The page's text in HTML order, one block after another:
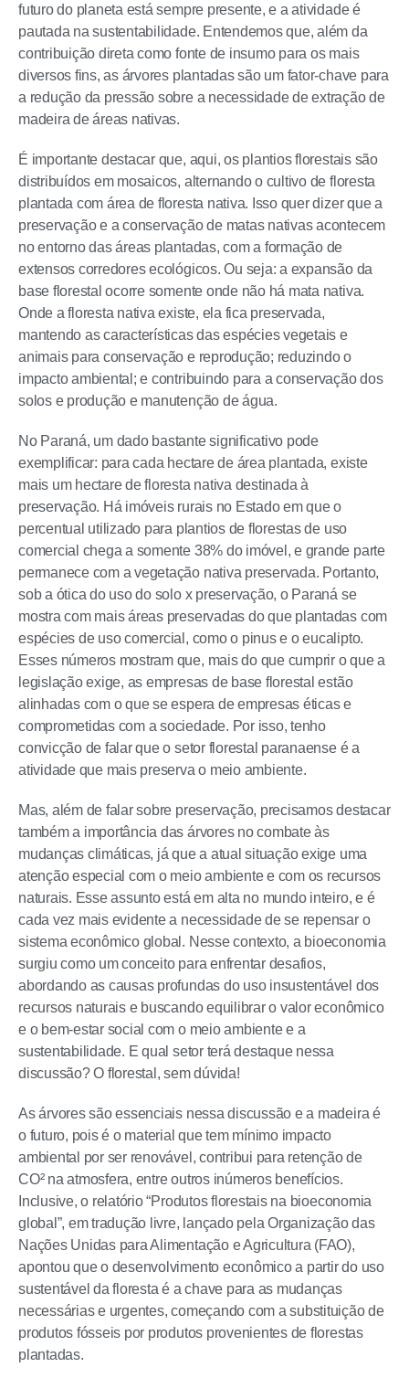
futuro do planeta está sempre presente, e a atividade é
pautada na sustentabilidade. Entendemos que, além da
contribuição direta como fonte de insumo para os mais
diversos fins, as árvores plantadas são um fator-chave para
a redução da pressão sobre a necessidade de extração de
madeira de áreas nativas.
É importante destacar que, aqui, os plantios florestais são
distribuídos em mosaicos, alternando o cultivo de floresta
plantada com área de floresta nativa. Isso quer dizer que a
preservação e a conservação de matas nativas acontecem
no entorno das áreas plantadas, com a formação de
extensos corredores ecológicos. Ou seja: a expansão da
base florestal ocorre somente onde não há mata nativa.
Onde a floresta nativa existe, ela fica preservada,
mantendo as características das espécies vegetais e
animais para conservação e reprodução; reduzindo o
impacto ambiental; e contribuindo para a conservação dos
solos e produção e manutenção de água.
No Paraná, um dado bastante significativo pode
exemplificar: para cada hectare de área plantada, existe
mais um hectare de floresta nativa destinada à
preservação. Há imóveis rurais no Estado em que o
percentual utilizado para plantios de florestas de uso
comercial chega a somente 38% do imóvel, e grande parte
permanece com a vegetação nativa preservada. Portanto,
sob a ótica do uso do solo x preservação, o Paraná se
mostra com mais áreas preservadas do que plantadas com
espécies de uso comercial, como o pinus e o eucalipto.
Esses números mostram que, mais do que cumprir o que a
legislação exige, as empresas de base florestal estão
alinhadas com o que se espera de empresas éticas e
comprometidas com a sociedade. Por isso, tenho
convicção de falar que o setor florestal paranaense é a
atividade que mais preserva o meio ambiente.
Mas, além de falar sobre preservação, precisamos destacar
também a importância das árvores no combate às
mudanças climáticas, já que a atual situação exige uma
atenção especial com o meio ambiente e com os recursos
naturais. Esse assunto está em alta no mundo inteiro, e é
cada vez mais evidente a necessidade de se repensar o
sistema econômico global. Nesse contexto, a bioeconomia
surgiu como um conceito para enfrentar desafios,
abordando as causas profundas do uso insustentável dos
recursos naturais e buscando equilibrar o valor econômico
e o bem-estar social com o meio ambiente e a
sustentabilidade. E qual setor terá destaque nessa
discussão? O florestal, sem dúvida!
As árvores são essenciais nessa discussão e a madeira é
o futuro, pois é o material que tem mínimo impacto
ambiental por ser renovável, contribui para retenção de
CO² na atmosfera, entre outros inúmeros benefícios.
Inclusive, o relatório “Produtos florestais na bioeconomia
global”, em tradução livre, lançado pela Organização das
Nações Unidas para Alimentação e Agricultura (FAO),
apontou que o desenvolvimento econômico a partir do uso
sustentável da floresta é a chave para as mudanças
necessárias e urgentes, começando com a substituição de
produtos fósseis por produtos provenientes de florestas
plantadas.